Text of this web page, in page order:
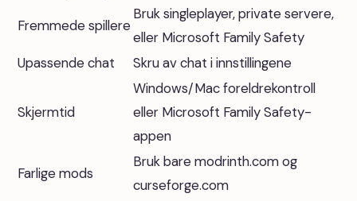
Fremmede spillere
Bruk singleplayer, private servere,
eller Microsoft Family Safety
Upassende chat
Skru av chat i innstillingene
Skjermtid
Windows/Mac foreldrekontroll
eller Microsoft Family Safety-
appen
Farlige mods
Bruk bare modrinth.com og
curseforge.com